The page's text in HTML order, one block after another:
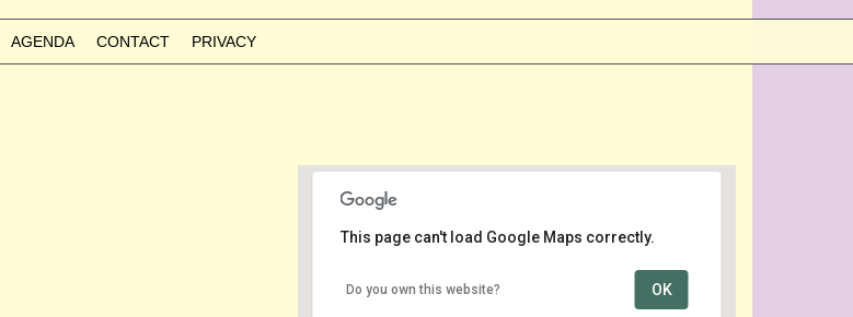
AGENDA CONTACT PRIVACY
Regentessekwartier
This page can't load Google Maps correctly.
Do you own this website? OK